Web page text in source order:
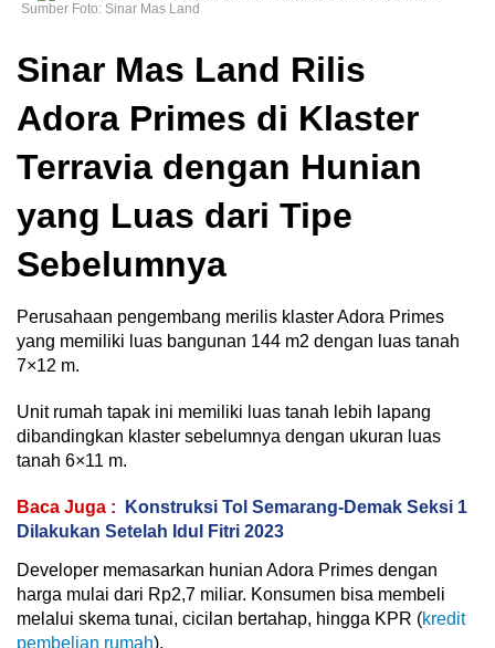
Sumber Foto: Sinar Mas Land
Sinar Mas Land Rilis
Adora Primes di Klaster
Terravia dengan Hunian
yang Luas dari Tipe
Sebelumnya
Perusahaan pengembang merilis klaster Adora Primes
yang memiliki luas bangunan 144 m2 dengan luas tanah
7×12 m.
Unit rumah tapak ini memiliki luas tanah lebih lapang
dibandingkan klaster sebelumnya dengan ukuran luas
tanah 6×11 m.
Baca Juga :
Konstruksi Tol Semarang-Demak Seksi 1
Dilakukan Setelah Idul Fitri 2023
Developer memasarkan hunian Adora Primes dengan
harga mulai dari Rp2,7 miliar. Konsumen bisa membeli
melalui skema tunai, cicilan bertahap, hingga KPR (kredit
pembelian rumah).